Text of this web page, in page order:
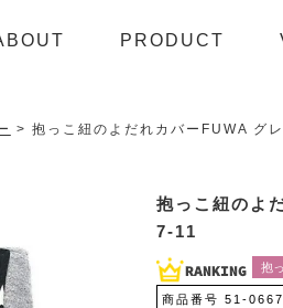
PRODUCT
抱っこ紐のよだれカバーFUWA グ
抱っこ紐のよ
7-11
抱
商品番号 51-